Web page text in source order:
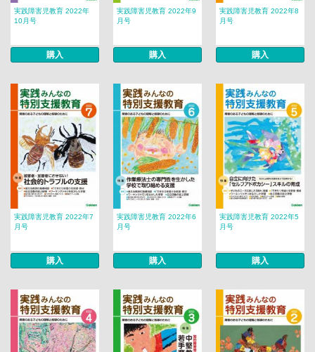
実践障害児教育 2022年
10月号
購入
実践障害児教育 2022年9
月号
購入
実践障害児教育 2022年8
月号
購入
実践障害児教育 2022年7
月号
購入
実践障害児教育 2022年6
月号
購入
実践障害児教育 2022年5
月号
購入